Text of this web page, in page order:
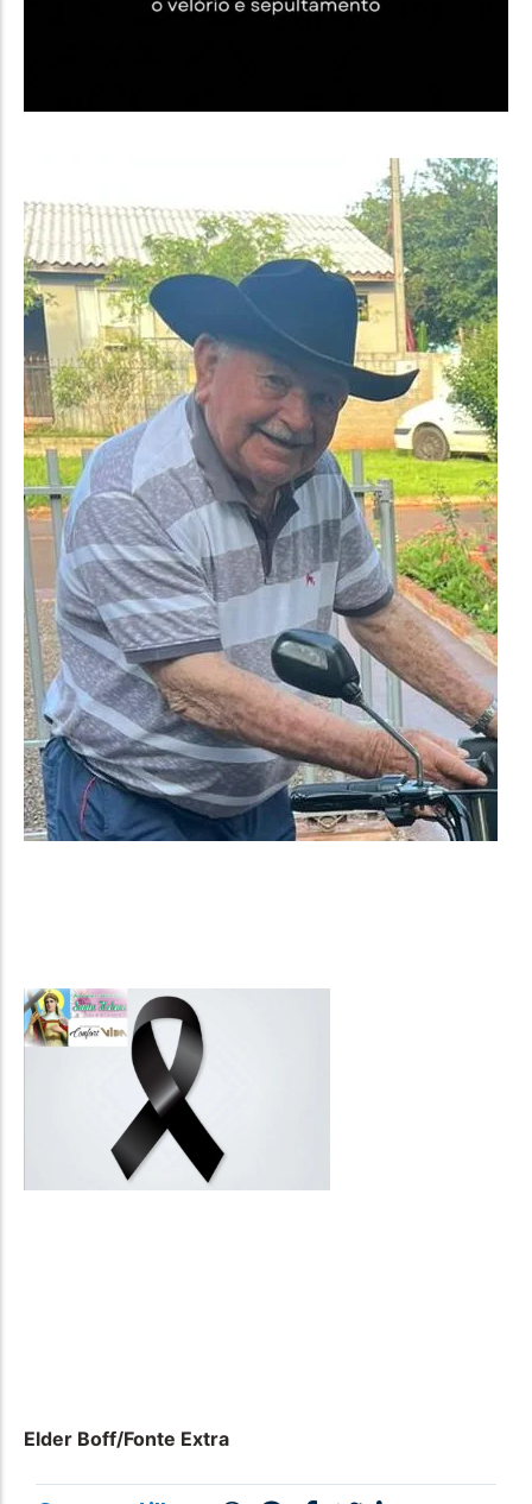
Elder Boff/Fonte Extra